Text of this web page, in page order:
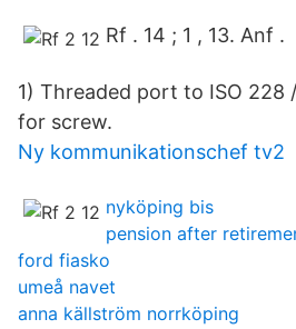
Rf . 14 ; 1 , 13. Anf .
1) Threaded port to ISO 228
for screw.
Ny kommunikationschef tv2
nyköping bis
pension after
ford fiasko
umeå navet
anna källström norrköping